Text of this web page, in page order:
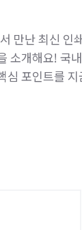
만난 최신 인
소개해요! 국
포인트를 지